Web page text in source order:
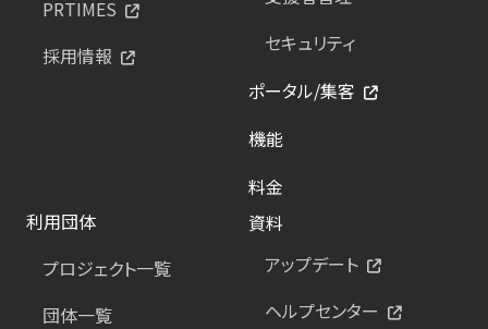
PRTIMES
採用情報
セキュリティ
ポータル/集客
機能
料金
利用団体
プロジェクト一覧
団体一覧
資料
アップデート
ヘルプセンター